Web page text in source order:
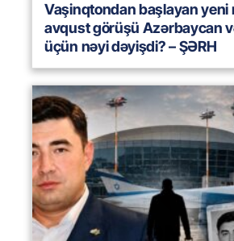
Vaşinqtondan başlayan yeni
avqust görüşü Azərbaycan
üçün nəyi dəyişdi? – ŞƏRH